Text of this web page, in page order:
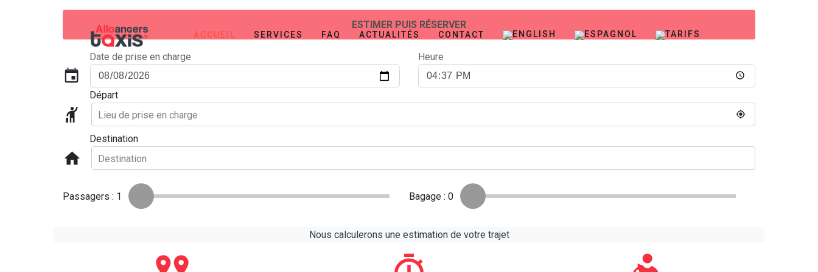
ACCUEIL SERVICES FAQ ACTUALITÉS CONTACT